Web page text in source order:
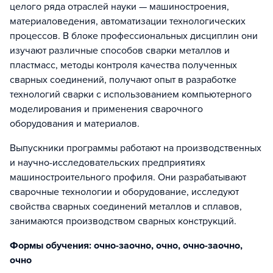
целого ряда отраслей науки — машиностроения,
материаловедения, автоматизации технологических
процессов. В блоке профессиональных дисциплин они
изучают различные способов сварки металлов и
пластмасс, методы контроля качества полученных
сварных соединений, получают опыт в разработке
технологий сварки с использованием компьютерного
моделирования и применения сварочного
оборудования и материалов.
Выпускники программы работают на производственных
и научно-исследовательских предприятиях
машиностроительного профиля. Они разрабатывают
сварочные технологии и оборудование, исследуют
свойства сварных соединений металлов и сплавов,
занимаются производством сварных конструкций.
Формы обучения: очно-заочно, очно, очно-заочно,
очно